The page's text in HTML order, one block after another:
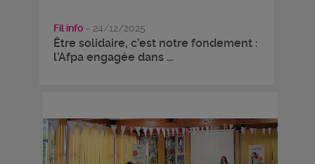
Fil info - 24/12/2025
Être solidaire, c’est notre fondement :
l’Afpa engagée dans ...